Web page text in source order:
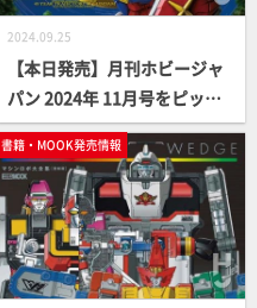
2024.09.25
【本日発売】月刊ホビージャ
パン 2024年 11月号をピック
アップ！
書籍・MOOK発売情報